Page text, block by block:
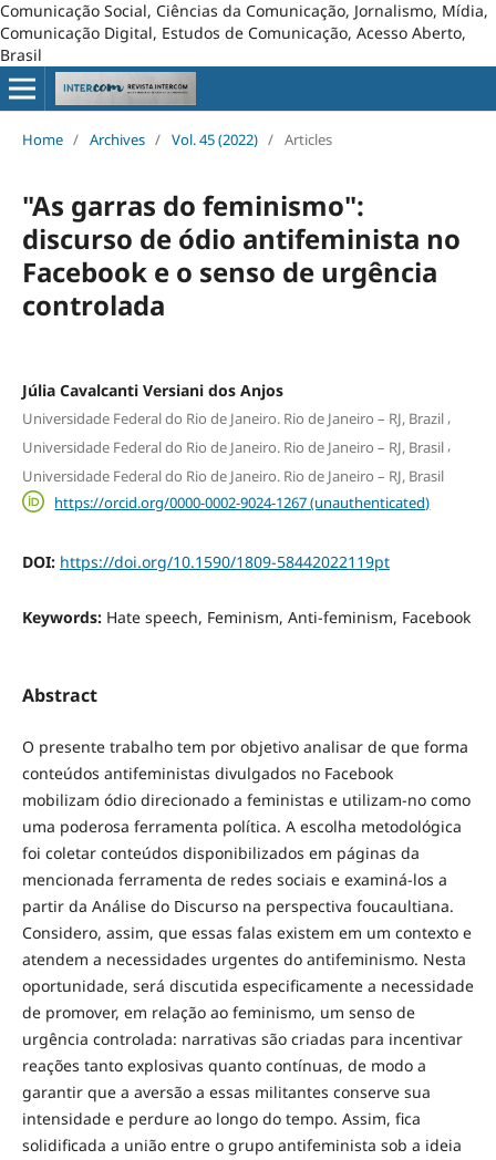
Comunicação Social, Ciências da Comunicação, Jornalismo, Mídia,
Comunicação Digital, Estudos de Comunicação, Acesso Aberto,
Brasil
Home / Archives / Vol. 45 (2022) / Articles
"As garras do feminismo":
discurso de ódio antifeminista no
Facebook e o senso de urgência
controlada
Júlia Cavalcanti Versiani dos Anjos
Universidade Federal do Rio de Janeiro. Rio de Janeiro – RJ, Brazil,
Universidade Federal do Rio de Janeiro. Rio de Janeiro – RJ, Brasil,
Universidade Federal do Rio de Janeiro. Rio de Janeiro – RJ, Brasil
https://orcid.org/0000-0002-9024-1267 (unauthenticated)
DOI: https://doi.org/10.1590/1809-58442022119pt
Keywords: Hate speech, Feminism, Anti-feminism, Facebook
Abstract
O presente trabalho tem por objetivo analisar de que forma
conteúdos antifeministas divulgados no Facebook
mobilizam ódio direcionado a feministas e utilizam-no como
uma poderosa ferramenta política. A escolha metodológica
foi coletar conteúdos disponibilizados em páginas da
mencionada ferramenta de redes sociais e examiná-los a
partir da Análise do Discurso na perspectiva foucaultiana.
Considero, assim, que essas falas existem em um contexto e
atendem a necessidades urgentes do antifeminismo. Nesta
oportunidade, será discutida especificamente a necessidade
de promover, em relação ao feminismo, um senso de
urgência controlada: narrativas são criadas para incentivar
reações tanto explosivas quanto contínuas, de modo a
garantir que a aversão a essas militantes conserve sua
intensidade e perdure ao longo do tempo. Assim, fica
solidificada a união entre o grupo antifeminista sob a ideia